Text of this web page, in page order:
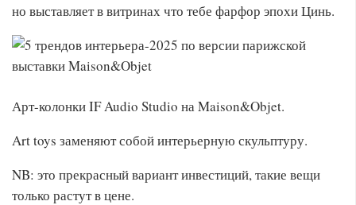
но выставляет в витринах что тебе фарфор эпохи Цинь.
Арт-колонки IF Audio Studio на Maison&Objet.
Art toys заменяют собой интерьерную скульптуру.
NB: это прекрасный вариант инвестиций, такие вещи
только растут в цене.